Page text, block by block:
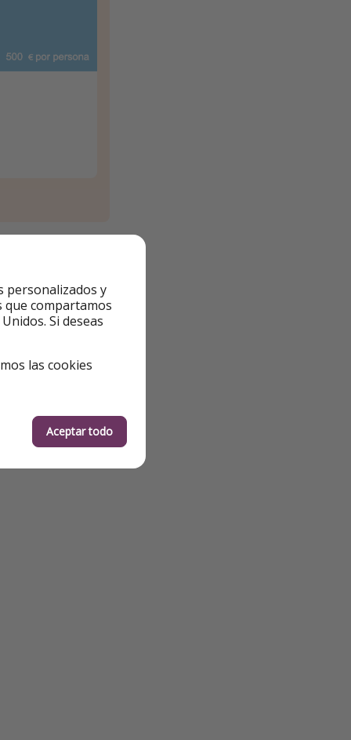
inicio” para ver
personalizados y
que compartamos
Si deseas
las cookies
Aceptar todo